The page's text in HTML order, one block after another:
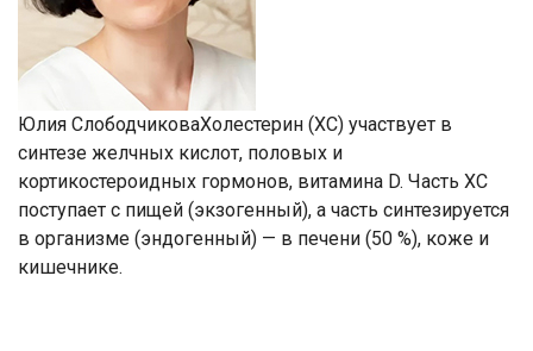
Юлия СлободчиковаХолестерин (ХС) участвует в
синтезе желчных кислот, половых и
кортикостероидных гормонов, витамина D. Часть ХС
поступает с пищей (экзогенный), а часть синтезируется
в организме (эндогенный) — в печени (50 %), коже и
кишечнике.